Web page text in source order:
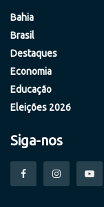
Bahia
Brasil
Destaques
Economia
Educação
Eleições 2026
Siga-nos